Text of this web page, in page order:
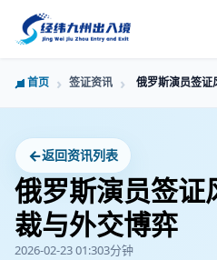
首页 签证资讯 俄罗斯演员签证
←返回资讯列表
俄罗斯演员签证
裁与外交博弈
2026-02-23 01:303分钟